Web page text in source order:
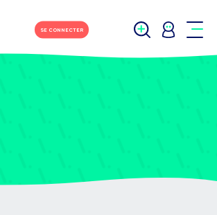
SE CONNECTER